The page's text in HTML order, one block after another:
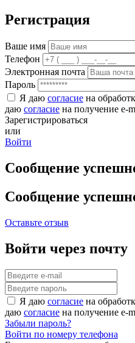
Регистрация
Ваше имя
Телефон
Электронная почта
Пароль
Я даю согласие на
даю согласие на получение e-
Зарегистрироваться
или
Войти
Сообщение
Сообщение
Оставьте отзыв
Войти через почту
Я даю согласие на
даю согласие на получение e-
Забыли пароль?
Войти по номеру телефона